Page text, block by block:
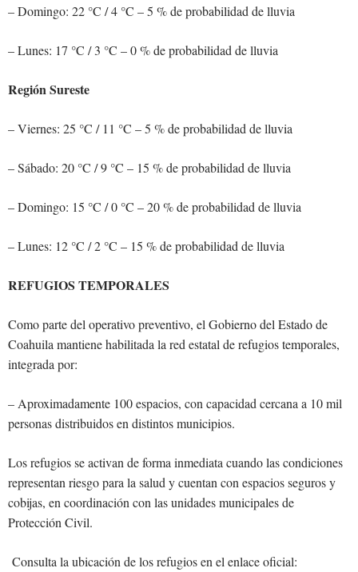
– Domingo: 22 °C / 4 °C – 5 % de probabilidad de lluvia
– Lunes: 17 °C / 3 °C – 0 % de probabilidad de lluvia
Región Sureste
– Viernes: 25 °C / 11 °C – 5 % de probabilidad de lluvia
– Sábado: 20 °C / 9 °C – 15 % de probabilidad de lluvia
– Domingo: 15 °C / 0 °C – 20 % de probabilidad de lluvia
– Lunes: 12 °C / 2 °C – 15 % de probabilidad de lluvia
REFUGIOS TEMPORALES
Como parte del operativo preventivo, el Gobierno del Estado de
Coahuila mantiene habilitada la red estatal de refugios temporales,
integrada por:
– Aproximadamente 100 espacios, con capacidad cercana a 10 mil
personas distribuidos en distintos municipios.
Los refugios se activan de forma inmediata cuando las condiciones
representan riesgo para la salud y cuentan con espacios seguros y
cobijas, en coordinación con las unidades municipales de
Protección Civil.
Consulta la ubicación de los refugios en el enlace oficial: